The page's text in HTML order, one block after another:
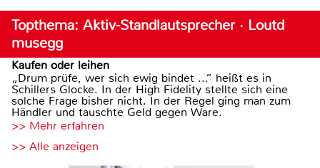
Topthema: Aktiv-Standlautsprecher · Loutd
musegg
Kaufen oder leihen
„Drum prüfe, wer sich ewig bindet ...“ heißt es in
Schillers Glocke. In der High Fidelity stellte sich eine
solche Frage bisher nicht. In der Regel ging man zum
Händler und tauschte Geld gegen Ware.
>> Mehr erfahren
>> Alle anzeigen